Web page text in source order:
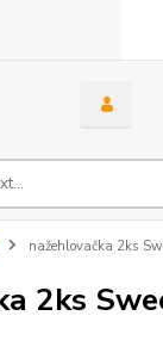
nažehlovačka 2ks
2ks